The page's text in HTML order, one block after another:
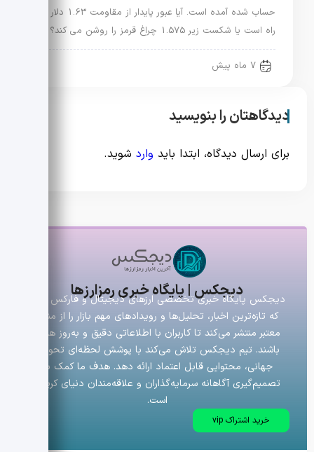
حساب شده آمده است. آیا عبور پایدار از مقاومت 1.63 دلار در
راه است یا شکست زیر 1.575 چراغ قرمز را روشن می کند؟
7 ماه پیش
دیدگاهتان را بنویسید
برای ارسال دیدگاه، ابتدا باید وارد شوید.
دیجکس | پایگاه خبری رمزارزها
دیجکس پایگاه خبری تخصصی ارزهای دیجیتال و فارکس است
که تازه‌ترین اخبار، تحلیل‌ها و رویدادهای مهم بازار را از منابع
معتبر منتشر می‌کند تا کاربران با اطلاعاتی دقیق و به‌روز همراه
باشند. تیم دیجکس تلاش می‌کند با پوشش لحظه‌ای تحولات
جهانی، محتوایی قابل اعتماد ارائه دهد. هدف ما کمک به
تصمیم‌گیری آگاهانه سرمایه‌گذاران و علاقه‌مندان دنیای کریپتو
است.
خرید اشتراک vip